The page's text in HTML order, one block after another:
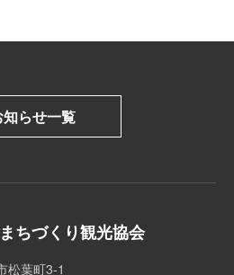
知らせ一覧
ちづくり観光協会
松葉町3-1